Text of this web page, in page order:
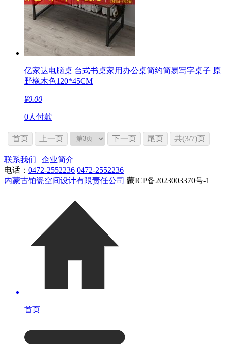
亿家达电脑桌 台式书桌家用办公桌简约简易写字桌子 原
野橡木色120*45CM
¥0.00
0人付款
首页 上一页 下一页 尾页 共(3/7)页
联系我们 | 企业简介
电话： 0472-2552236 0472-2552236
内蒙古铂瓷空间设计有限责任公司 蒙ICP备2023003370号-1
首页